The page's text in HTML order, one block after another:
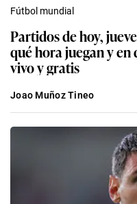
Fútbol mundial
Partidos de hoy,
qué hora juegan y
vivo y gratis
Joao Muñoz Tineo